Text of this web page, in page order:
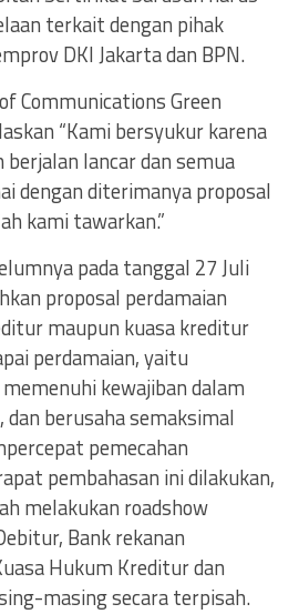
terkait dengan pihak
DKI Jakarta dan BPN.
Communications Green
“Kami bersyukur karena
lancar dan semua
dengan diterimanya proposal
kami tawarkan.”
pada tanggal 27 Juli
proposal perdamaian
maupun kuasa kreditur
perdamaian, yaitu
kewajiban dalam
berusaha semaksimal
pemecahan
pembahasan ini dilakukan,
melakukan roadshow
Bank rekanan
Hukum Kreditur dan
masing secara terpisah.